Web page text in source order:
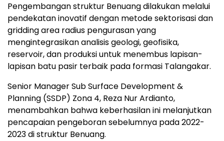
Pengembangan struktur Benuang dilakukan melalui
pendekatan inovatif dengan metode sektorisasi dan
gridding area radius pengurasan yang
mengintegrasikan analisis geologi, geofisika,
reservoir, dan produksi untuk menembus lapisan-
lapisan batu pasir terbaik pada formasi Talangakar.
Senior Manager Sub Surface Development &
Planning (SSDP) Zona 4, Reza Nur Ardianto,
menambahkan bahwa keberhasilan ini melanjutkan
pencapaian pengeboran sebelumnya pada 2022-
2023 di struktur Benuang.